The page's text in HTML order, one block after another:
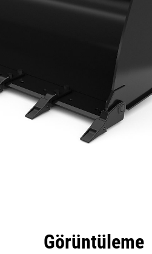
Görüntüleme